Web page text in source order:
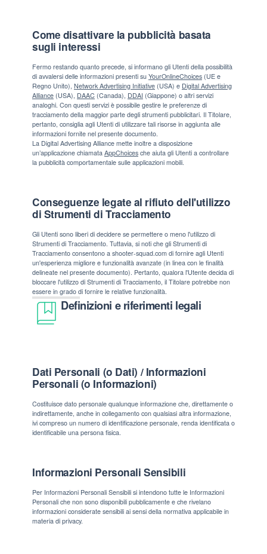
Come disattivare la pubblicità basata
sugli interessi
Fermo restando quanto precede, si informano gli Utenti della possibilità
di avvalersi delle informazioni presenti su YourOnlineChoices (UE e
Regno Unito), Network Advertising Initiative (USA) e Digital Advertising
Alliance (USA), DAAC (Canada), DDAI (Giappone) o altri servizi
analoghi. Con questi servizi è possibile gestire le preferenze di
tracciamento della maggior parte degli strumenti pubblicitari. Il Titolare,
pertanto, consiglia agli Utenti di utilizzare tali risorse in aggiunta alle
informazioni fornite nel presente documento.
La Digital Advertising Alliance mette inoltre a disposizione
un’applicazione chiamata AppChoices che aiuta gli Utenti a controllare
la pubblicità comportamentale sulle applicazioni mobili.
Conseguenze legate al rifiuto dell'utilizzo
di Strumenti di Tracciamento
Gli Utenti sono liberi di decidere se permettere o meno l'utilizzo di
Strumenti di Tracciamento. Tuttavia, si noti che gli Strumenti di
Tracciamento consentono a shooter-squad.com di fornire agli Utenti
un'esperienza migliore e funzionalità avanzate (in linea con le finalità
delineate nel presente documento). Pertanto, qualora l'Utente decida di
bloccare l'utilizzo di Strumenti di Tracciamento, il Titolare potrebbe non
essere in grado di fornire le relative funzionalità.
Definizioni e riferimenti legali
Dati Personali (o Dati) / Informazioni
Personali (o Informazioni)
Costituisce dato personale qualunque informazione che, direttamente o
indirettamente, anche in collegamento con qualsiasi altra informazione,
ivi compreso un numero di identificazione personale, renda identificata o
identificabile una persona fisica.
Informazioni Personali Sensibili
Per Informazioni Personali Sensibili si intendono tutte le Informazioni
Personali che non sono disponibili pubblicamente e che rivelano
informazioni considerate sensibili ai sensi della normativa applicabile in
materia di privacy.